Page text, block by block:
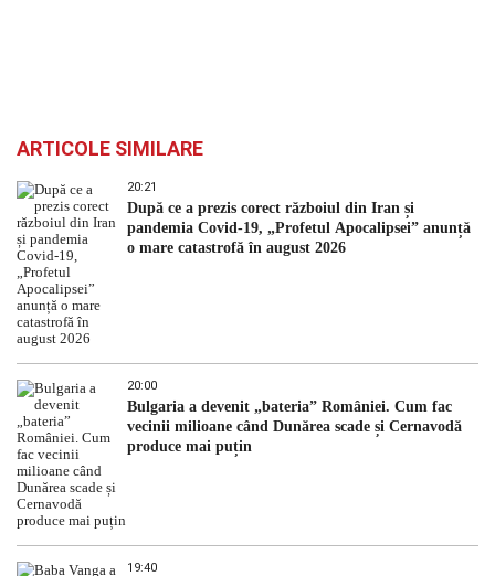
ARTICOLE SIMILARE
20:21
După ce a prezis corect războiul din Iran și
pandemia Covid-19, „Profetul Apocalipsei” anunță
o mare catastrofă în august 2026
20:00
Bulgaria a devenit „bateria” României. Cum fac
vecinii milioane când Dunărea scade și Cernavodă
produce mai puțin
19:40